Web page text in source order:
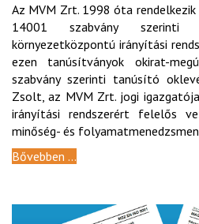
Az MVM Zrt. 1998 óta
14001 szabvány szerinti
környezetközpontú irányítási
ezen tanúsítványok okirat-
szabvány szerinti tanúsító
Zsolt, az MVM Zrt. jogi
irányítási rendszerért felelős
minőség- és
Bővebben ...